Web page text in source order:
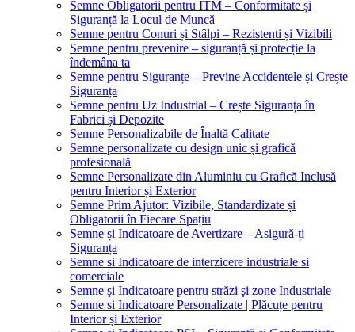
Semne Obligatorii pentru ITM – Conformitate și
Siguranță la Locul de Muncă
Semne pentru Conuri și Stâlpi – Rezistenti și Vizibili
Semne pentru prevenire – siguranță și protecție la
îndemâna ta
Semne pentru Siguranțe – Previne Accidentele și Crește
Siguranța
Semne pentru Uz Industrial – Crește Siguranța în
Fabrici și Depozite
Semne Personalizabile de Înaltă Calitate
Semne personalizate cu design unic și grafică
profesională
Semne Personalizate din Aluminiu cu Grafică Inclusă
pentru Interior și Exterior
Semne Prim Ajutor: Vizibile, Standardizate și
Obligatorii în Fiecare Spațiu
Semne și Indicatoare de Avertizare – Asigură-ți
Siguranța
Semne si Indicatoare de interzicere industriale si
comerciale
Semne şi Indicatoare pentru străzi şi zone Industriale
Semne si Indicatoare Personalizate | Plăcuțe pentru
Interior și Exterior